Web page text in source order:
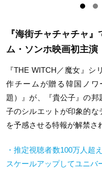
『海街チャチャチャ
ム・ソンホ映画初主演
『THE WITCH／魔女』
作チームが贈る韓国ノワ
題）』が、『貴公子』の
子のシルエットが印象的
を予感させる特報が解禁さ
・推定視聴者数100万人超
スケールアップしてユニバ